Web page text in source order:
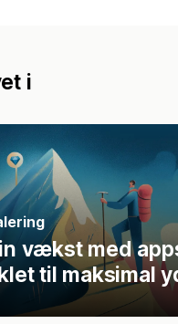
i
vækst med
til maksimal